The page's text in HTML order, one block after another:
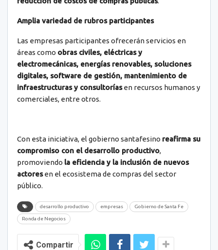
Amplia variedad de rubros participantes
Las empresas participantes ofrecerán servicios en
áreas como obras civiles, eléctricas y
electromecánicas, energías renovables, soluciones
digitales, software de gestión, mantenimiento de
infraestructuras y consultoríasen recursos humanos y
comerciales, entre otros.
Con esta iniciativa, el gobierno santafesino reafirma su
compromiso con el desarrollo productivo,
promoviendo la eficiencia y la inclusión de nuevos
actoresen el ecosistema de compras del sector
público.
desarrollo productivo empresas Gobierno de Santa Fe
Ronda de Negocios
Compartir